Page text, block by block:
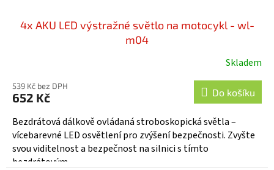
4x AKU LED výstražné světlo na motocykl - wl-
m04
Skladem
539 Kč bez DPH
652 Kč Do košíku
Bezdrátová dálkově ovládaná stroboskopická světla –
vícebarevné LED osvětlení pro zvýšení bezpečnosti. Zvyšte
svou viditelnost a bezpečnost na silnici s tímto
bezdrátovým...